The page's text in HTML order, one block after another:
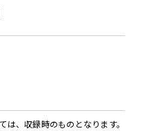
、収録時のものとなります。